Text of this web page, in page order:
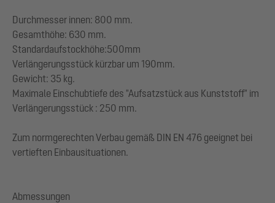
Durchmesser innen: 800 mm.
Gesamthöhe: 630 mm.
Standardaufstockhöhe:500mm
Verlängerungsstück kürzbar um 190mm.
Gewicht: 35 kg.
Maximale Einschubtiefe des "Aufsatzstück aus Kunststoff" im
Verlängerungsstück : 250 mm.
Zum normgerechten Verbau gemäß DIN EN 476 geeignet bei
vertieften Einbausituationen.
Abmessungen